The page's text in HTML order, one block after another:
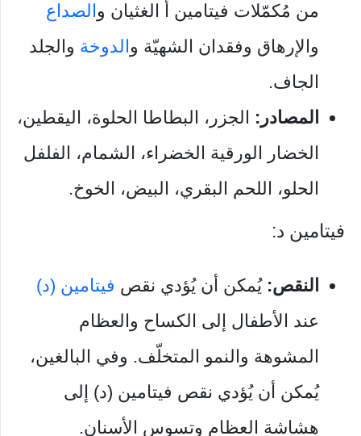
من مُكمّلات فيتامين أ الغثيان والصداع
والإرهاق وفقدان الشهيّة والدوخة والجلد
الجاف.
المصادر: الجزر، البطاطا الحلوة، اليقطين،
الخضار الورقية الخضراء، الشمام، الفلفل
الحلو، اللحم البقري، البيض، الخوخ.
فيتامين د:
النقص: يُمكن أن يُؤدي نقص فيتامين (د)
عند الأطفال إلى الكساح والعظام
المشوهة والنمو المتخلّف. وفي البالغين،
يُمكن أن يُؤدي نقص فيتامين (د) إلى
هشاشة العظام وتسوس الأسنان.